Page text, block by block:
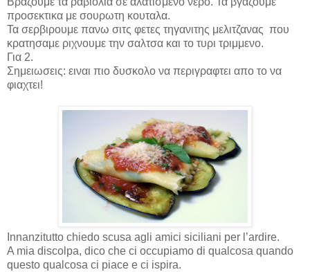
προσεκτικα με σουρωτη κουταλα.
Τα σερβιρουμε πανω σιτς φετες τηγανιτης μελιτζανας που
κρατησαμε ριχνουμε την σαλτσα και το τυρι τριμμενο.
Για 2.
Σημειωσεις: ειναι πιο δυσκολο να περιγραφτει απο το να
φιαχτει!
Innanzitutto chiedo scusa agli amici siciliani per l’ardire.
A mia discolpa, dico che ci occupiamo di qualcosa quando
questo qualcosa ci piace e ci ispira.